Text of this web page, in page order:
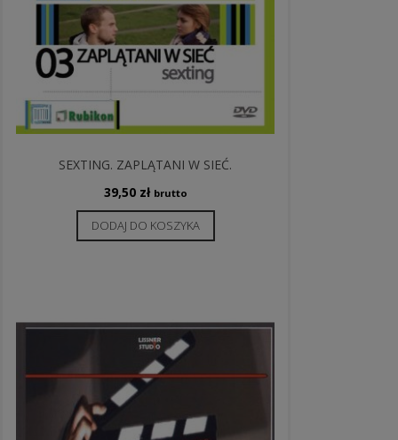
SEXTING. ZAPLĄTANI W SIEĆ.
39,50 zł brutto
DODAJ DO KOSZYKA